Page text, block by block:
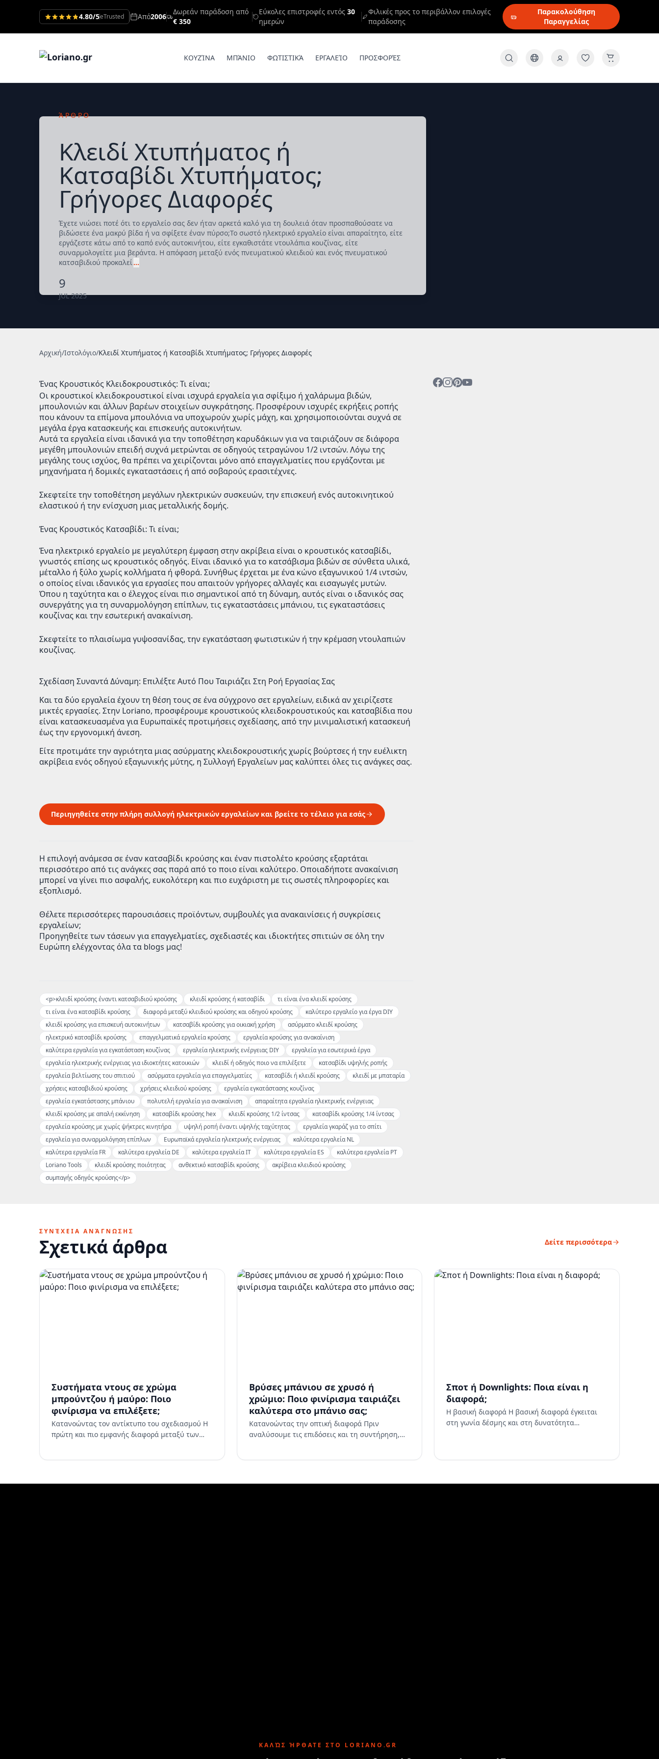
4.80/5eTrusted Από2006
Δωρεάν παράδοση από
€ 350
Εύκολες επιστροφές εντός 30
ημερών
Φιλικές προς το περιβάλλον επιλογές
παράδοσης
Παρακολούθηση
Παραγγελίας
ΚΟΥΖΊΝΑ ΜΠΆΝΙΟ ΦΩΤΙΣΤΙΚΆ ΕΡΓΑΛΕΊΟ ΠΡΟΣΦΟΡΈΣ
ΆΡΘΡΟ
Κλειδί Χτυπήματος ή
Κατσαβίδι Χτυπήματος;
Γρήγορες Διαφορές
Έχετε νιώσει ποτέ ότι το εργαλείο σας δεν ήταν αρκετά καλό για τη δουλειά όταν προσπαθούσατε να
βιδώσετε ένα μακρύ βίδα ή να σφίξετε έναν πύρσο;Το σωστό ηλεκτρικό εργαλείο είναι απαραίτητο, είτε
εργάζεστε κάτω από το καπό ενός αυτοκινήτου, είτε εγκαθιστάτε ντουλάπια κουζίνας, είτε
συναρμολογείτε μια βεράντα. Η απόφαση μεταξύ ενός πνευματικού κλειδιού και ενός πνευματικού
κατσαβιδιού προκαλεί…
9
JUL 2025
Αρχική/Ιστολόγιο/Κλειδί Χτυπήματος ή Κατσαβίδι Χτυπήματος; Γρήγορες Διαφορές
Ένας Κρουστικός Κλειδοκρουστικός: Τι είναι;
Οι κρουστικοί κλειδοκρουστικοί είναι ισχυρά εργαλεία για σφίξιμο ή χαλάρωμα βιδών,
μπουλονιών και άλλων βαρέων στοιχείων συγκράτησης. Προσφέρουν ισχυρές εκρήξεις ροπής
που κάνουν τα επίμονα μπουλόνια να υποχωρούν χωρίς μάχη, και χρησιμοποιούνται συχνά σε
μεγάλα έργα κατασκευής και επισκευής αυτοκινήτων.
Αυτά τα εργαλεία είναι ιδανικά για την τοποθέτηση καρυδάκιων για να ταιριάζουν σε διάφορα
μεγέθη μπουλονιών επειδή συχνά μετρώνται σε οδηγούς τετραγώνου 1/2 ιντσών. Λόγω της
μεγάλης τους ισχύος, θα πρέπει να χειρίζονται μόνο από επαγγελματίες που εργάζονται με
μηχανήματα ή δομικές εγκαταστάσεις ή από σοβαρούς ερασιτέχνες.
Σκεφτείτε την τοποθέτηση μεγάλων ηλεκτρικών συσκευών, την επισκευή ενός αυτοκινητικού
ελαστικού ή την ενίσχυση μιας μεταλλικής δομής.
Ένας Κρουστικός Κατσαβίδι: Τι είναι;
Ένα ηλεκτρικό εργαλείο με μεγαλύτερη έμφαση στην ακρίβεια είναι ο κρουστικός κατσαβίδι,
γνωστός επίσης ως κρουστικός οδηγός. Είναι ιδανικό για το κατσάβισμα βιδών σε σύνθετα υλικά,
μέταλλο ή ξύλο χωρίς κολλήματα ή φθορά. Συνήθως έρχεται με ένα κώνο εξαγωνικού 1/4 ιντσών,
ο οποίος είναι ιδανικός για εργασίες που απαιτούν γρήγορες αλλαγές και εισαγωγές μυτών.
Όπου η ταχύτητα και ο έλεγχος είναι πιο σημαντικοί από τη δύναμη, αυτός είναι ο ιδανικός σας
συνεργάτης για τη συναρμολόγηση επίπλων, τις εγκαταστάσεις μπάνιου, τις εγκαταστάσεις
κουζίνας και την εσωτερική ανακαίνιση.
Σκεφτείτε το πλαισίωμα γυψοσανίδας, την εγκατάσταση φωτιστικών ή την κρέμαση ντουλαπιών
κουζίνας.
Σχεδίαση Συναντά Δύναμη: Επιλέξτε Αυτό Που Ταιριάζει Στη Ροή Εργασίας Σας
Και τα δύο εργαλεία έχουν τη θέση τους σε ένα σύγχρονο σετ εργαλείων, ειδικά αν χειρίζεστε
μικτές εργασίες. Στην Loriano, προσφέρουμε κρουστικούς κλειδοκρουστικούς και κατσαβίδιαπου
είναι κατασκευασμένα για Ευρωπαϊκές προτιμήσεις σχεδίασης, από την μινιμαλιστική κατασκευή
έως την εργονομική άνεση.
Είτε προτιμάτε την αγριότητα μιαςασύρματης κλειδοκρουστικής χωρίς βούρτσες ή την ευέλικτη
ακρίβεια ενός οδηγού εξαγωνικής μύτης, η Συλλογή Εργαλείων μας καλύπτει όλες τις ανάγκες σας.
Περιηγηθείτε στην πλήρη συλλογή ηλεκτρικών εργαλείων και βρείτε το τέλειο για εσάς
Η επιλογή ανάμεσα σε έναν κατσαβίδι κρούσης και έναν πιστολέτο κρούσης εξαρτάται
περισσότερο από τις ανάγκες σας παρά από το ποιο είναι καλύτερο. Οποιαδήποτε ανακαίνιση
μπορεί να γίνει πιο ασφαλής, ευκολότερη και πιο ευχάριστη με τις σωστές πληροφορίες και
εξοπλισμό.
Θέλετε περισσότερες παρουσιάσεις προϊόντων, συμβουλές για ανακαινίσεις ή συγκρίσεις
εργαλείων;
Προηγηθείτε των τάσεων για επαγγελματίες, σχεδιαστές και ιδιοκτήτες σπιτιών σε όλη την
Ευρώπη ελέγχοντας όλα τα blogs μας!
<p>κλειδί κρούσης έναντι κατσαβιδιού κρούσης κλειδί κρούσης ή κατσαβίδι
τι είναι ένα κλειδί κρούσης
τι είναι ένα κατσαβίδι κρούσης
διαφορά μεταξύ κλειδιού κρούσης και οδηγού κρούσης
καλύτερο εργαλείο για έργα DIY
κλειδί κρούσης για επισκευή αυτοκινήτων
κατσαβίδι κρούσης για οικιακή χρήση
ασύρματο κλειδί κρούσης
ηλεκτρικό κατσαβίδι κρούσης
επαγγελματικά εργαλεία κρούσης
εργαλεία κρούσης για ανακαίνιση
καλύτερα εργαλεία για εγκατάσταση κουζίνας
εργαλεία ηλεκτρικής ενέργειας DIY
εργαλεία για εσωτερικά έργα
εργαλεία ηλεκτρικής ενέργειας για ιδιοκτήτες κατοικιών
κλειδί ή οδηγός ποιο να επιλέξετε
κατσαβίδι υψηλής ροπής
εργαλεία βελτίωσης του σπιτιού
ασύρματα εργαλεία για επαγγελματίες κατσαβίδι ή κλειδί κρούσης
κλειδί με μπαταρία
χρήσεις κατσαβιδιού κρούσης
χρήσεις κλειδιού κρούσης
εργαλεία εγκατάστασης κουζίνας
εργαλεία εγκατάστασης μπάνιου
πολυτελή εργαλεία για ανακαίνιση
απαραίτητα εργαλεία ηλεκτρικής ενέργειας
κλειδί κρούσης με απαλή εκκίνηση
κατσαβίδι κρούσης hex κλειδί κρούσης 1/2 ίντσας
κατσαβίδι κρούσης 1/4 ίντσας
εργαλεία κρούσης με χωρίς ψήκτρες κινητήρα
υψηλή ροπή έναντι υψηλής ταχύτητας
εργαλεία γκαράζ για το σπίτι
εργαλεία για συναρμολόγηση επίπλων
Ευρωπαϊκά εργαλεία ηλεκτρικής ενέργειας
καλύτερα εργαλεία NL
καλύτερα εργαλεία FR
καλύτερα εργαλεία DE καλύτερα εργαλεία IT καλύτερα εργαλεία ES
καλύτερα εργαλεία PT
Loriano Tools
κλειδί κρούσης ποιότητας ανθεκτικό κατσαβίδι κρούσης
ακρίβεια κλειδιού κρούσης
συμπαγής οδηγός κρούσης</p>
ΣΥΝΈΧΕΙΑ ΑΝΆΓΝΩΣΗΣ
Σχετικά άρθρα Δείτε περισσότερα
Συστήματα ντους σε χρώμα
μπρούντζου ή μαύρο: Ποιο
φινίρισμα να επιλέξετε;
Κατανοώντας τον αντίκτυπο του σχεδιασμού Η
πρώτη και πιο εμφανής διαφορά μεταξύ των
Βρύσες μπάνιου σε χρυσό ή
χρώμιο: Ποιο φινίρισμα ταιριάζει
καλύτερα στο μπάνιο σας;
Κατανοώντας την οπτική διαφορά Πριν
αναλύσουμε τις επιδόσεις και τη συντήρηση,
Σποτ ή Downlights: Ποια είναι η
διαφορά;
Η βασική διαφορά Η βασική διαφορά έγκειται
στη γωνία δέσμης και στη δυνατότητα
ΚΑΛΏΣ ΉΡΘΑΤΕ ΣΤΟ LORIANO.GR